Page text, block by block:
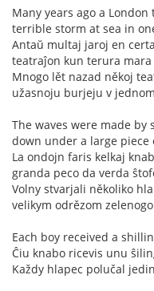
Many years ago a
terrible storm at sea in
Antaŭ multaj jaroj en
teatraĵon kun terura
Mnogo lět nazad někoj
užasnoju burjeju v
The waves were made
down under a large piece
La ondojn faris kelkaj
granda peco da verda
Volny stvarjali několiko
velikym odrězom
Each boy received a
Ĉiu knabo ricevis unu
Každy hlapec polučal